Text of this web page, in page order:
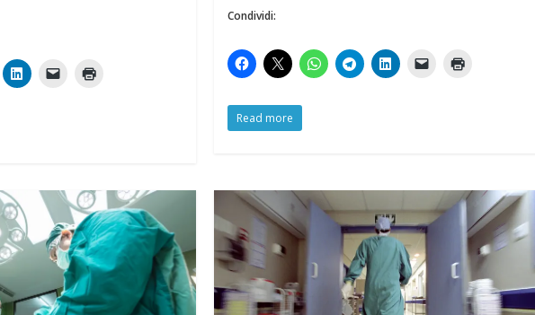
Condividi:
Read more